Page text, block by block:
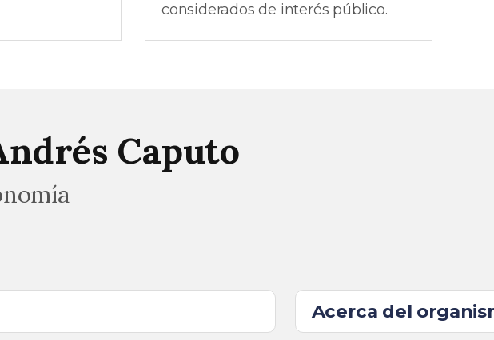
considerados de interés público.
Caputo
Acerca del